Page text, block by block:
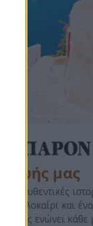
Ζωής μας
οι αυθεντικές
καλοκαίρι και
μας ενώνει κάθε